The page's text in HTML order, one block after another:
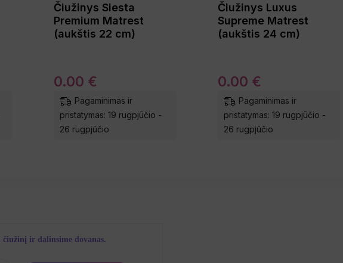
Čiužinys Siesta
Premium Matrest
(aukštis 22 cm)
0.00 €
Pagaminimas ir
pristatymas: 19 rugpjūčio -
26 rugpjūčio
Čiužinys Luxus
Supreme Matrest
(aukštis 24 cm)
0.00 €
Pagaminimas ir
pristatymas: 19 rugpjūčio -
26 rugpjūčio
ir dalinsime dovanas.